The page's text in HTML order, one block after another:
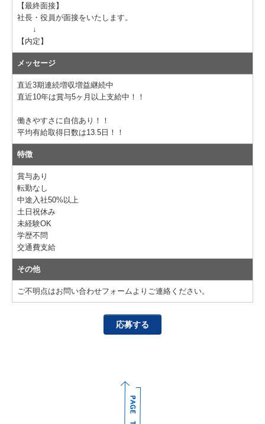
【最終面接】
社長・役員が面接をいたします。
↓
【内定】
メッセージ
直近3期連続増収増益継続中
直近10年は賞与5ヶ月以上支給中！！
働きやすさに自信あり！！
平均有給取得日数は13.5日！！
特徴
賞与あり
転勤なし
中途入社50%以上
土日祝休み
未経験OK
学歴不問
交通費支給
その他
ご不明点はお問い合わせフォームよりご連絡ください。
応募する